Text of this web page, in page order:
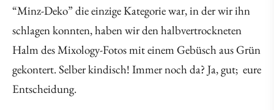
“Minz-Deko” die einzige Kategorie war, in der wir ihn
schlagen konnten, haben wir den halbvertrockneten
Halm des Mixology-Fotos mit einem Gebüsch aus Grün
gekontert. Selber kindisch! Immer noch da? Ja, gut; eure
Entscheidung.